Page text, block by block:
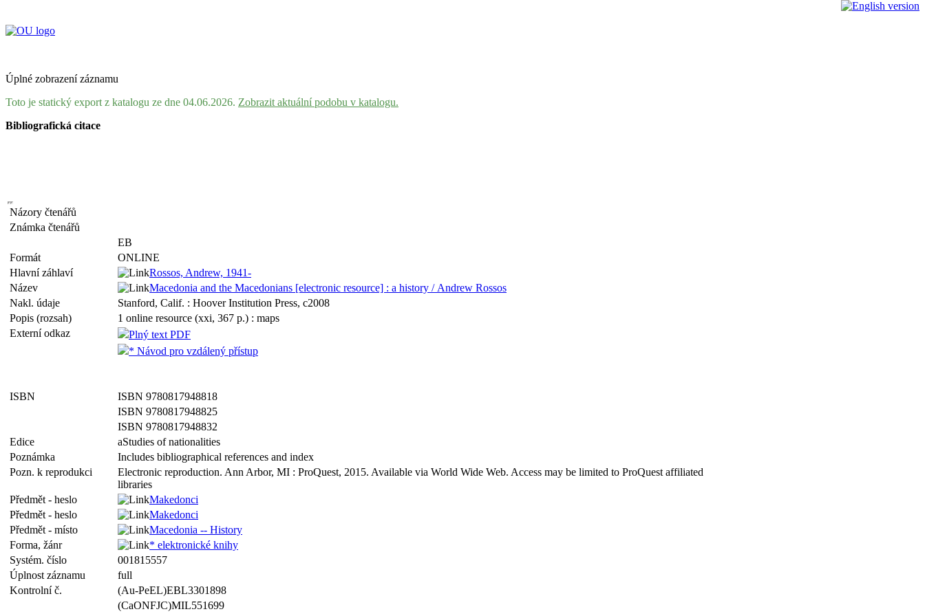
Úplné zobrazení záznamu
Toto je statický export z katalogu ze dne 04.06.2026. Zobrazit aktuální podobu v katalogu.
Bibliografická citace
Názory čtenářů
Známka čtenářů
EB
Formát
ONLINE
Hlavní záhlaví
Rossos, Andrew, 1941-
Název
Macedonia and the Macedonians [electronic resource] : a history / Andrew Rossos
Nakl. údaje
Stanford, Calif. : Hoover Institution Press, c2008
Popis (rozsah)
1 online resource (xxi, 367 p.) : maps
Externí odkaz
Plný text PDF
* Návod pro vzdálený přístup
ISBN
ISBN 9780817948818
ISBN 9780817948825
ISBN 9780817948832
Edice
aStudies of nationalities
Poznámka
Includes bibliographical references and index
Pozn. k reprodukci
Electronic reproduction. Ann Arbor, MI : ProQuest, 2015. Available via World Wide Web. Access may be limited to ProQuest affiliated
libraries
Předmět - heslo
Makedonci
Předmět - heslo
Makedonci
Předmět - místo
Macedonia -- History
Forma, žánr
* elektronické knihy
Systém. číslo
001815557
Úplnost záznamu
full
Kontrolní č.
(Au-PeEL)EBL3301898
(CaONFJC)MIL551699